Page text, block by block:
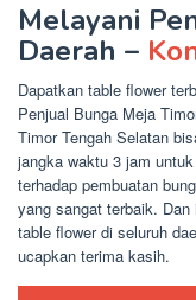
Melayani
Daerah –
Dapatkan table flower
Penjual Bunga Meja
Timor Tengah Selatan
jangka waktu 3 jam
terhadap pembuatan
yang sangat terbaik.
table flower di seluruh
ucapkan terima kasih.